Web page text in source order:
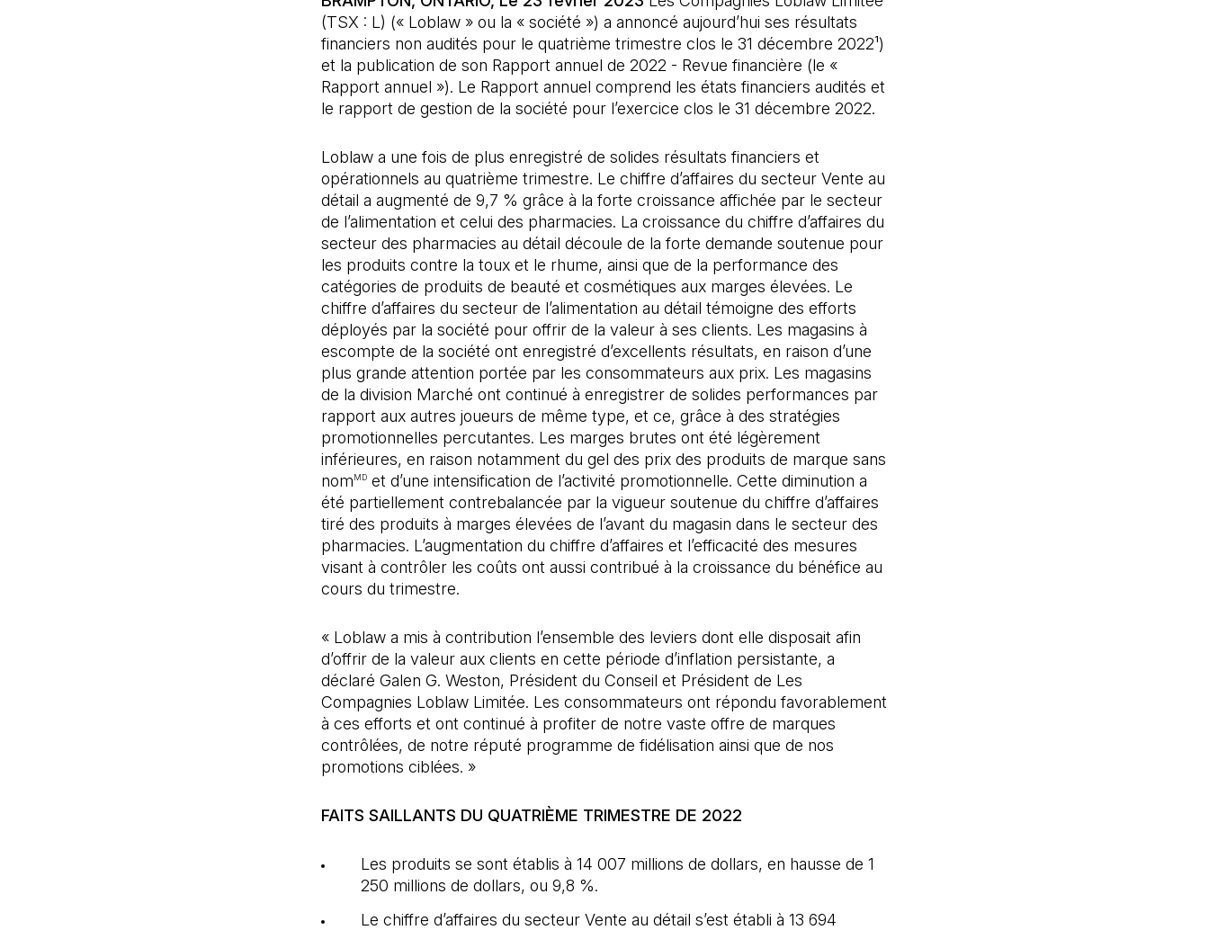
(TSX : L) (« Loblaw » ou la « société ») a annoncé aujourd’hui ses résultats
financiers non audités pour le quatrième trimestre clos le 31 décembre 2022¹)
et la publication de son Rapport annuel de 2022 - Revue financière (le «
Rapport annuel »). Le Rapport annuel comprend les états financiers audités et
le rapport de gestion de la société pour l’exercice clos le 31 décembre 2022.
Loblaw a une fois de plus enregistré de solides résultats financiers et
opérationnels au quatrième trimestre. Le chiffre d’affaires du secteur Vente au
détail a augmenté de 9,7 % grâce à la forte croissance affichée par le secteur
de l’alimentation et celui des pharmacies. La croissance du chiffre d’affaires du
secteur des pharmacies au détail découle de la forte demande soutenue pour
les produits contre la toux et le rhume, ainsi que de la performance des
catégories de produits de beauté et cosmétiques aux marges élevées. Le
chiffre d’affaires du secteur de l’alimentation au détail témoigne des efforts
déployés par la société pour offrir de la valeur à ses clients. Les magasins à
escompte de la société ont enregistré d’excellents résultats, en raison d’une
plus grande attention portée par les consommateurs aux prix. Les magasins
de la division Marché ont continué à enregistrer de solides performances par
rapport aux autres joueurs de même type, et ce, grâce à des stratégies
promotionnelles percutantes. Les marges brutes ont été légèrement
inférieures, en raison notamment du gel des prix des produits de marque sans
nomMDet d’une intensification de l’activité promotionnelle. Cette diminution a
été partiellement contrebalancée par la vigueur soutenue du chiffre d’affaires
tiré des produits à marges élevées de l’avant du magasin dans le secteur des
pharmacies. L’augmentation du chiffre d’affaires et l’efficacité des mesures
visant à contrôler les coûts ont aussi contribué à la croissance du bénéfice au
cours du trimestre.
« Loblaw a mis à contribution l’ensemble des leviers dont elle disposait afin
d’offrir de la valeur aux clients en cette période d’inflation persistante, a
déclaré Galen G. Weston, Président du Conseil et Président de Les
Compagnies Loblaw Limitée. Les consommateurs ont répondu favorablement
à ces efforts et ont continué à profiter de notre vaste offre de marques
contrôlées, de notre réputé programme de fidélisation ainsi que de nos
promotions ciblées. »
FAITS SAILLANTS DU QUATRIÈME TRIMESTRE DE 2022
Les produits se sont établis à 14 007 millions de dollars, en hausse de 1
250 millions de dollars, ou 9,8 %.
Le chiffre d’affaires du secteur Vente au détail s’est établi à 13 694